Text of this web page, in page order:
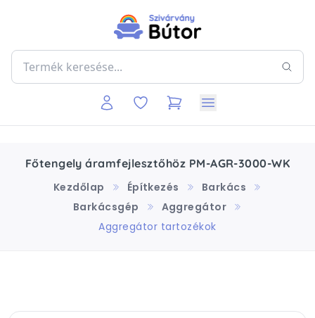
Főtengely áramfejlesztőhöz PM-AGR-3000-WK
Kezdőlap
Építkezés
Barkács
Barkácsgép
Aggregátor
Aggregátor tartozékok